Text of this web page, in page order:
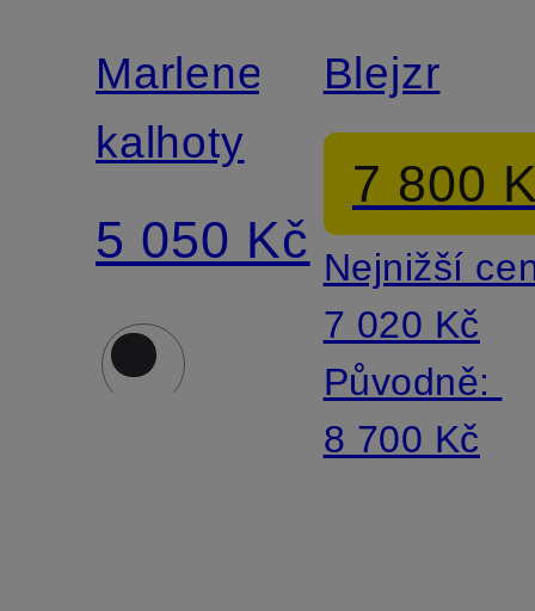
Marlene
kalhoty
5 050 Kč
Blejzr
7 800
Nejnižší
7 020 Kč
Původně:
8 700 Kč